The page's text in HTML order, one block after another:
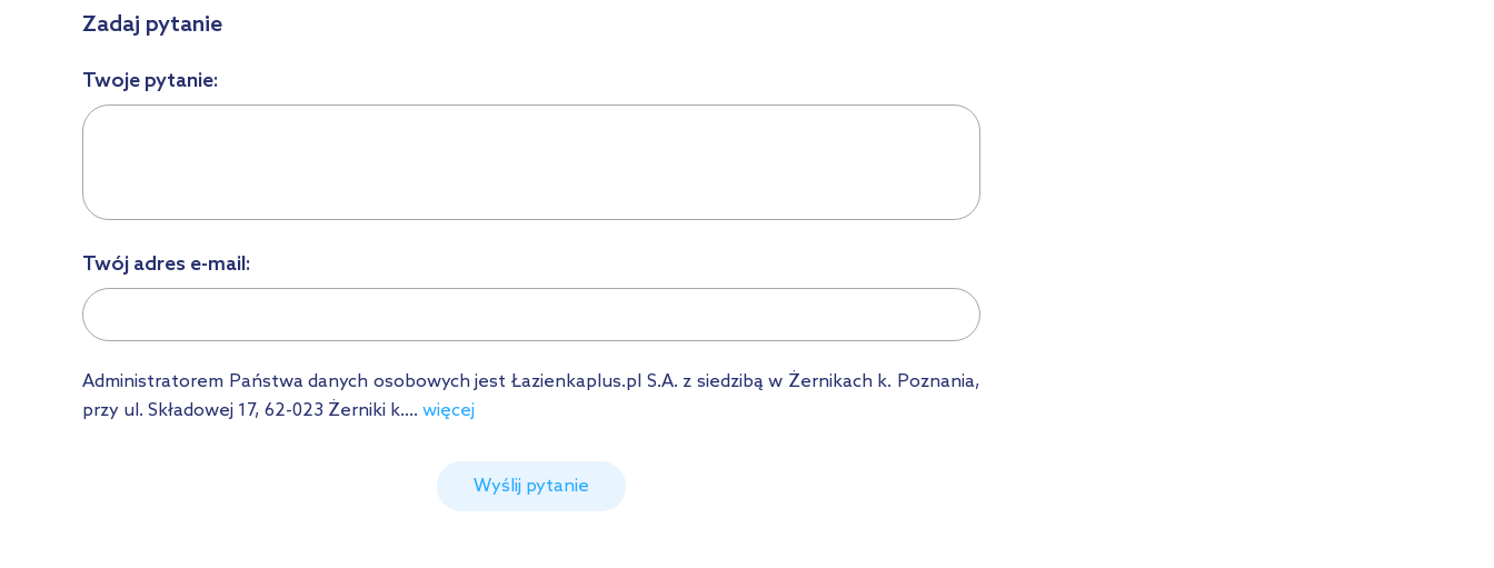
Zadaj pytanie
Twoje pytanie:
Twój adres e-mail:
Administratorem Państwa danych osobowych jest Łazienkaplus.pl S.A. z siedzibą w Żernikach k. Poznania,
przy ul. Składowej 17, 62-023 Żerniki k.... więcej
Wyślij pytanie